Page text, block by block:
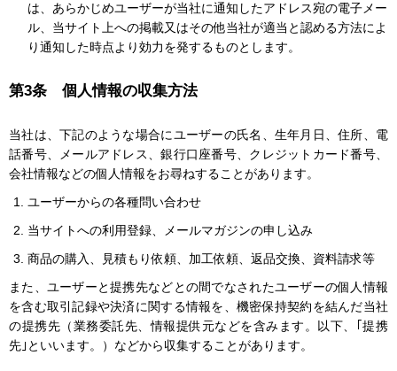
は、あらかじめユーザーが当社に通知したアドレス宛の電子メー
ル、当サイト上への掲載又はその他当社が適当と認める方法によ
り通知した時点より効力を発するものとします。
第3条 個人情報の収集方法
当社は、下記のような場合にユーザーの氏名、生年月日、住所、電
話番号、メールアドレス、銀行口座番号、クレジットカード番号、
会社情報などの個人情報をお尋ねすることがあります。
ユーザーからの各種問い合わせ
当サイトへの利用登録、メールマガジンの申し込み
商品の購入、見積もり依頼、加工依頼、返品交換、資料請求等
また、ユーザーと提携先などとの間でなされたユーザーの個人情報
を含む取引記録や決済に関する情報を、機密保持契約を結んだ当社
の提携先（業務委託先、情報提供元などを含みます。以下、｢提携
先｣といいます。）などから収集することがあります。